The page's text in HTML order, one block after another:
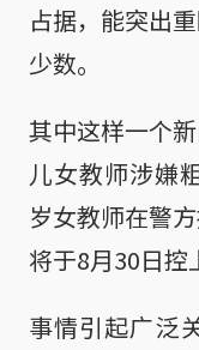
占据，能突出
少数。
其中这样一个
儿女教师涉嫌
岁女教师在警
将于8月30日控
事情引起广泛